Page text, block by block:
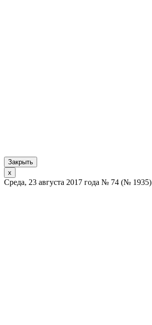
Закрыть
x
Среда, 23 августа 2017 года № 74 (№ 1935)